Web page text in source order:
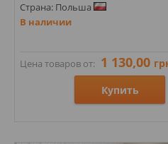
Страна: Польша
В наличии
Цена товаров от: 1 130,00
Купить